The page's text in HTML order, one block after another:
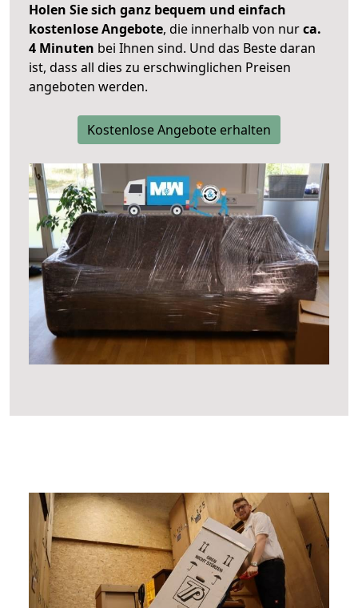
Holen Sie sich ganz bequem und einfach
kostenlose Angebote, die innerhalb von nurca.
4 Minuten bei Ihnen sind. Und das Beste daran
ist, dass all dies zu erschwinglichen Preisen
angeboten werden.
Kostenlose Angebote erhalten